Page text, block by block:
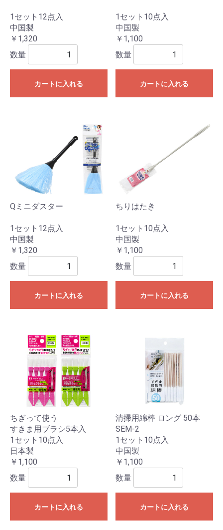
1セット12点入
中国製
￥1,320
数量
カートに入れる
1セット10点入
中国製
￥1,100
数量
カートに入れる
Qミニダスター
1セット12点入
中国製
￥1,320
数量
カートに入れる
ちりはたき
1セット10点入
中国製
￥1,100
数量
カートに入れる
ちぎって使う
すきま用ブラシ5本入
1セット10点入
日本製
￥1,100
数量
カートに入れる
清掃用綿棒 ロング 50本
SEM-2
1セット10点入
中国製
￥1,100
数量
カートに入れる